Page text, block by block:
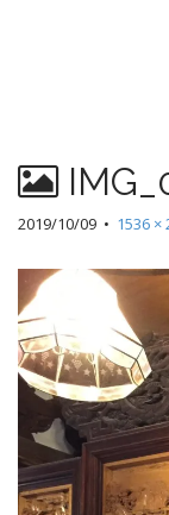
2019/10/09 • 1536 ×